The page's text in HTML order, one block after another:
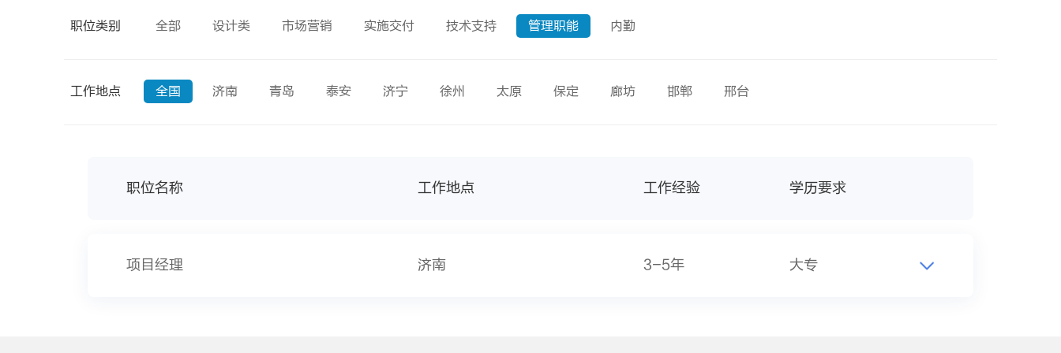
职位类别 全部 设计类 市场营销 实施交付 技术支持 管理职能 内勤
工作地点 全国 济南 青岛 泰安 济宁 徐州 太原 保定 廊坊 邯郸 邢台
职位名称 工作地点 工作经验 学历要求
项目经理 济南 3-5年 大专